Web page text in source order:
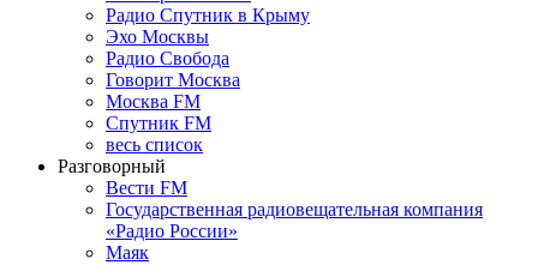
Радио Спутник в Крыму
Эхо Москвы
Радио Свобода
Говорит Москва
Москва FM
Спутник FM
весь список
Разговорный
Вести FM
Государственная радиовещательная компания
«Радио России»
Маяк